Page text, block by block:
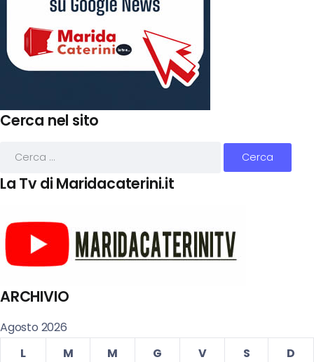
Cerca nel sito
La Tv di Maridacaterini.it
ARCHIVIO
Agosto 2026
L
M M G V S
D